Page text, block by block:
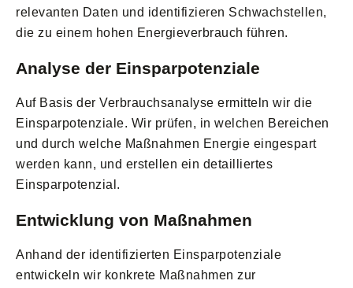
relevanten Daten und identifizieren Schwachstellen,
die zu einem hohen Energieverbrauch führen.
Analyse der Einsparpotenziale
Auf Basis der Verbrauchsanalyse ermitteln wir die
Einsparpotenziale. Wir prüfen, in welchen Bereichen
und durch welche Maßnahmen Energie eingespart
werden kann, und erstellen ein detailliertes
Einsparpotenzial.
Entwicklung von Maßnahmen
Anhand der identifizierten Einsparpotenziale
entwickeln wir konkrete Maßnahmen zur